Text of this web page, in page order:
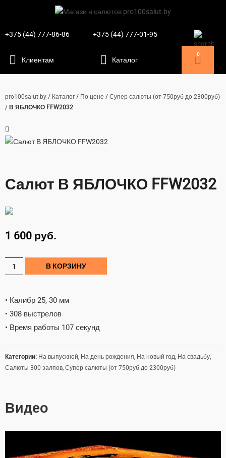
+375 (44) 777-86-86 +375 (44) 777-01-95
0
pro100salut.by / Каталог / По цене / Супер салюты (от 750руб до 2300руб)
/ В ЯБЛОЧКО FFW2032
Салют В ЯБЛОЧКО FFW2032
1 600 руб.
В КОРЗИНУ
• Калибр 25, 30 мм
• 308 выстрелов
• Время работы 107 секунд
Категории: На выпускной, На день рождения, На новый год, На свадьбу,
Салюты 300 залпов, Супер салюты (от 750руб до 2300руб)
Видео